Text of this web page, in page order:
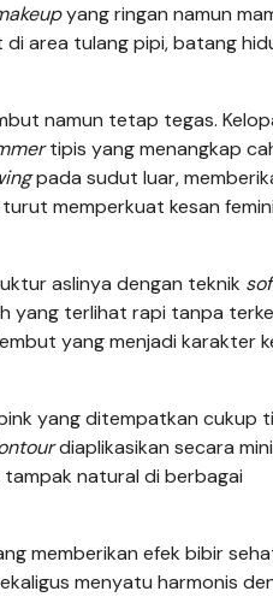
yang ringan namun
area tulang pipi, batang
namun tetap tegas.
tipis yang menangkap
pada sudut luar,
memperkuat kesan
aslinya dengan teknik
yang terlihat rapi tanpa
yang menjadi karakter
yang ditempatkan cukup
diaplikasikan secara
natural di berbagai
memberikan efek bibir
menyatu harmonis